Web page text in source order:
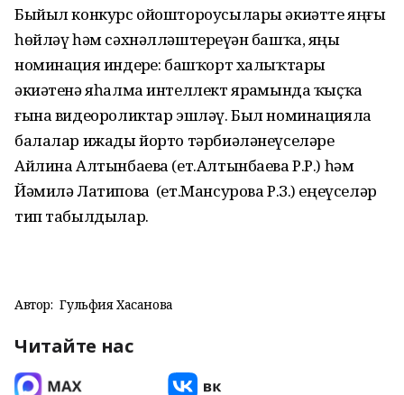
Быйыл конкурс ойоштороусылары әкиәтте яңғыҙ
һөйләү һәм сәхнәлләштереүҙән башҡа, яңы
номинация индерҙе: башҡорт халыҡтары
әкиәтенә яһалма интеллект ярҙамында ҡыҫҡа
ғына видеороликтар эшләү. Был номинацияла
балалар ижады йорто тәрбиәләнеүселәре
Айлина Алтынбаева (ет.Алтынбаева Р.Р.) һәм
Йәмилә Латипова (ет.Мансурова Р.З.) еңеүселәр
тип табылдылар.
Автор: Гульфия Хасанова
Читайте нас